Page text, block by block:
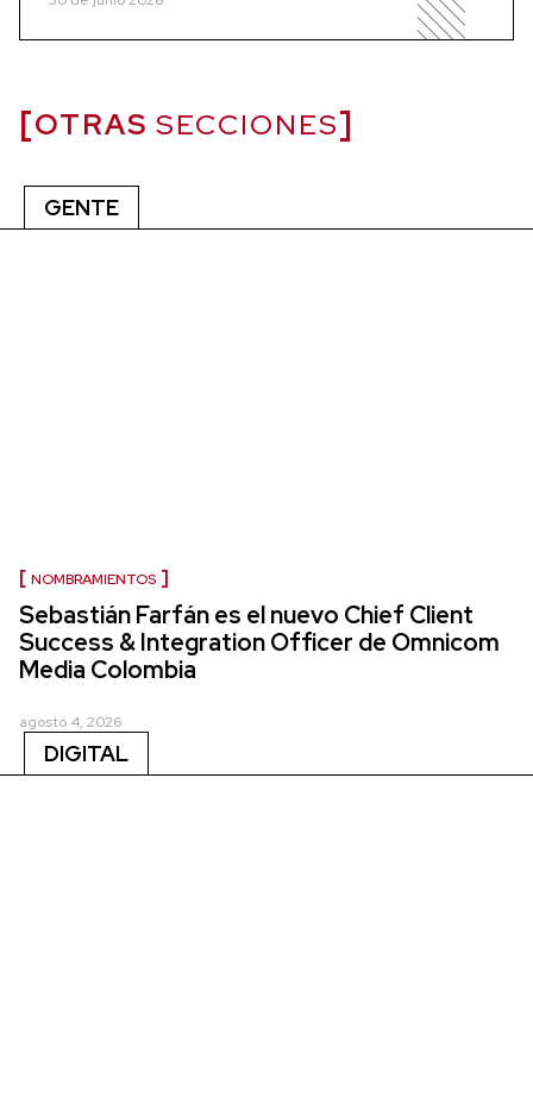
OTRAS SECCIONES
GENTE
NOMBRAMIENTOS
Sebastián Farfán es el nuevo Chief Client
Success & Integration Officer de Omnicom
Media Colombia
agosto 4, 2026
DIGITAL